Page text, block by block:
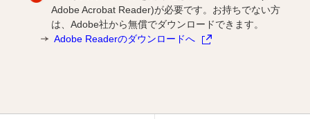
Adobe Acrobat Reader)が必要です。お持ちでない方
は、Adobe社から無償でダウンロードできます。
Adobe Readerのダウンロードへ